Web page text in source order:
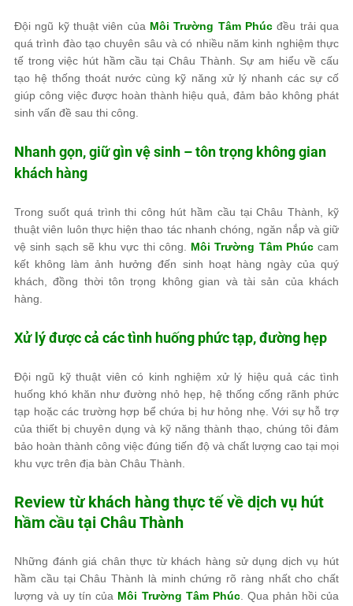
Đội ngũ kỹ thuật viên của Môi Trường Tâm Phúc đều trải qua
quá trình đào tạo chuyên sâu và có nhiều năm kinh nghiệm thực
tế trong việc hút hầm cầu tại Châu Thành. Sự am hiểu về cấu
tạo hệ thống thoát nước cùng kỹ năng xử lý nhanh các sự cố
giúp công việc được hoàn thành hiệu quả, đảm bảo không phát
sinh vấn đề sau thi công.
Nhanh gọn, giữ gìn vệ sinh – tôn trọng không gian
khách hàng
Trong suốt quá trình thi công hút hầm cầu tại Châu Thành, kỹ
thuật viên luôn thực hiện thao tác nhanh chóng, ngăn nắp và giữ
vệ sinh sạch sẽ khu vực thi công. Môi Trường Tâm Phúccam
kết không làm ảnh hưởng đến sinh hoạt hàng ngày của quý
khách, đồng thời tôn trọng không gian và tài sản của khách
hàng.
Xử lý được cả các tình huống phức tạp, đường hẹp
Đội ngũ kỹ thuật viên có kinh nghiệm xử lý hiệu quả các tình
huống khó khăn như đường nhỏ hẹp, hệ thống cống rãnh phức
tạp hoặc các trường hợp bể chứa bị hư hỏng nhẹ. Với sự hỗ trợ
của thiết bị chuyên dụng và kỹ năng thành thạo, chúng tôi đảm
bảo hoàn thành công việc đúng tiến độ và chất lượng cao tại mọi
khu vực trên địa bàn Châu Thành.
Review từ khách hàng thực tế về dịch vụ hút
hầm cầu tại Châu Thành
Những đánh giá chân thực từ khách hàng sử dụng dịch vụ hút
hầm cầu tại Châu Thành là minh chứng rõ ràng nhất cho chất
lượng và uy tín của Môi Trường Tâm Phúc. Qua phản hồi của